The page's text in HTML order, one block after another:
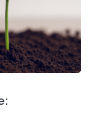
einer
dar, denn…